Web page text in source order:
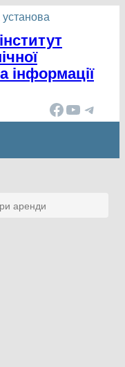
інформації
Facebook YouTube Telegram
аренди